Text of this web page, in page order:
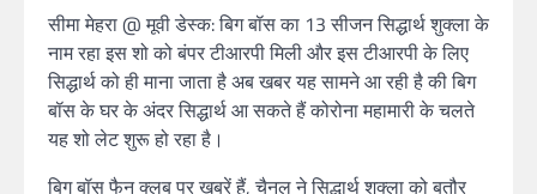
सीमा मेहरा @ मूवी डेस्क: बिग बॉस का 13 सीजन सिद्धार्थ शुक्ला के
नाम रहा इस शो को बंपर टीआरपी मिली और इस टीआरपी के लिए
सिद्धार्थ को ही माना जाता है अब खबर यह सामने आ रही है की बिग
बॉस के घर के अंदर सिद्धार्थ आ सकते हैं कोरोना महामारी के चलते
यह शो लेट शुरू हो रहा है।
बिग बॉस फैन क्लब पर खबरें हैं, चैनल ने सिद्धार्थ शुक्ला को बतौर